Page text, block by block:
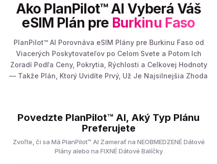
Ako PlanPilot™ AI Vyberá Váš
eSIM Plán pre Burkinu Faso
PlanPilot™ AI Porovnáva eSIM Plány pre Burkinu Faso od
Viacerých Poskytovateľov po Celom Svete a Potom Ich
Zoradí Podľa Ceny, Pokrytia, Rýchlosti a Celkovej Hodnoty
— Takže Plán, Ktorý Uvidíte Prvý, Už Je Najsilnejšia Zhoda
Povedzte PlanPilot™ AI, Aký Typ Plánu
Preferujete
Zvoľte, či sa Má PlanPilot™ AI Zamerať na NEOBMEDZENÉ Dátové
Plány alebo na FIXNÉ Dátové Balíčky